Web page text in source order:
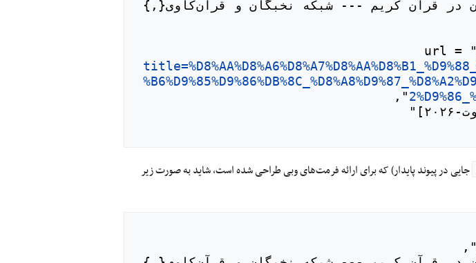
جایی در پیوند پایدار) که برای ارائه فرمت‌های وبی طراحی شده است، شاید به صورت زیر